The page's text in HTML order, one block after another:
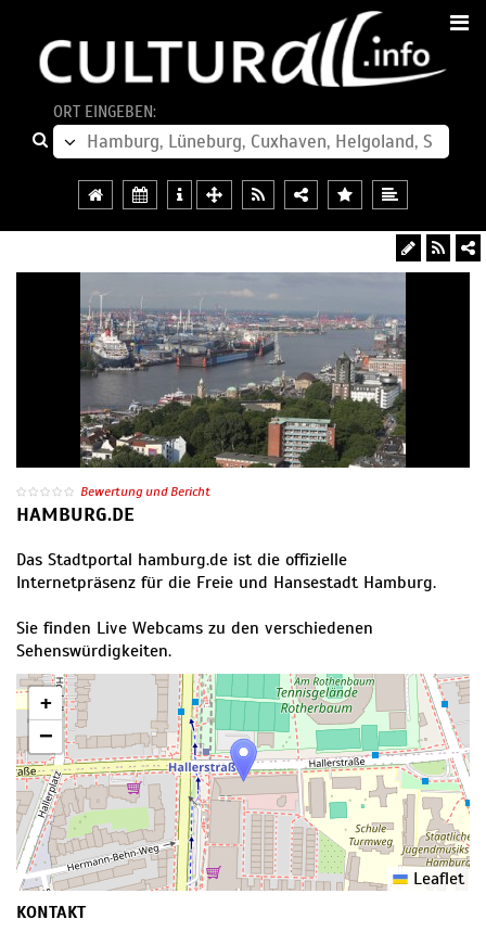
ORT EINGEBEN:
Bewertung und Bericht
HAMBURG.DE
Das Stadtportal hamburg.de ist die offizielle
Internetpräsenz für die Freie und Hansestadt Hamburg.
Sie finden Live Webcams zu den verschiedenen
Sehenswürdigkeiten.
+
−
Leaflet
KONTAKT